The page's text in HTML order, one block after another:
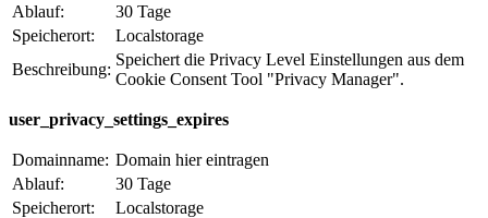
Ablauf:
30 Tage
Speicherort:
Localstorage
Beschreibung:
Speichert die Privacy Level Einstellungen aus dem
Cookie Consent Tool "Privacy Manager".
user_privacy_settings_expires
Domainname: Domain hier eintragen
Ablauf:
30 Tage
Speicherort:
Localstorage